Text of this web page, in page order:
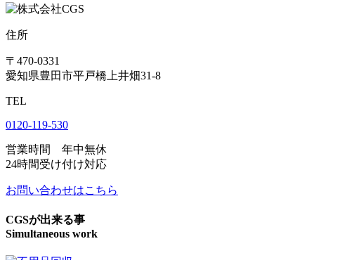
住所
〒470-0331
愛知県豊田市平戸橋上井畑31-8
TEL
0120-119-530
営業時間 年中無休
24時間受け付け対応
お問い合わせはこちら
CGSが出来る事
Simultaneous work